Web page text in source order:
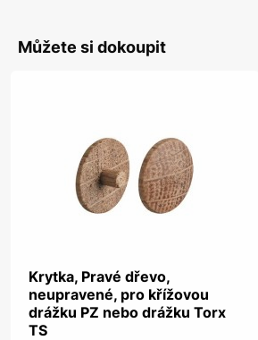
Můžete si dokoupit
Krytka, Pravé dřevo,
neupravené, pro křížovou
drážku PZ nebo drážku Torx
TS